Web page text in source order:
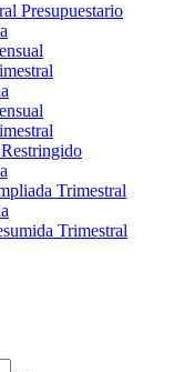
Presupuestario
Trimestral
Trimestral